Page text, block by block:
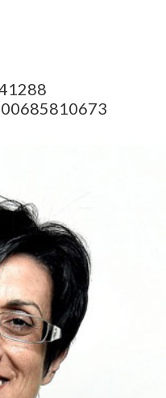
00685810673